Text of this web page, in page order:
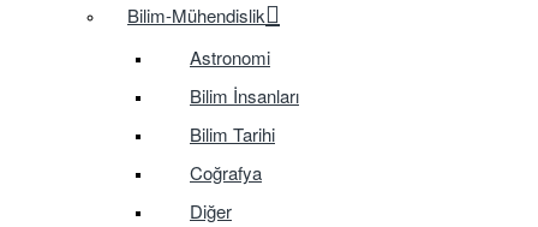
Bilim-Mühendislik
Astronomi
Bilim İnsanları
Bilim Tarihi
Coğrafya
Diğer